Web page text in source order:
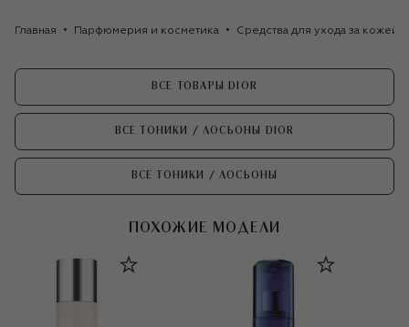
Главная Парфюмерия и косметика Средства для ухода за кожей
ВСЕ ТОВАРЫ DIOR
ВСЕ ТОНИКИ / ЛОСЬОНЫ DIOR
ВСЕ ТОНИКИ / ЛОСЬОНЫ
ПОХОЖИЕ МОДЕЛИ